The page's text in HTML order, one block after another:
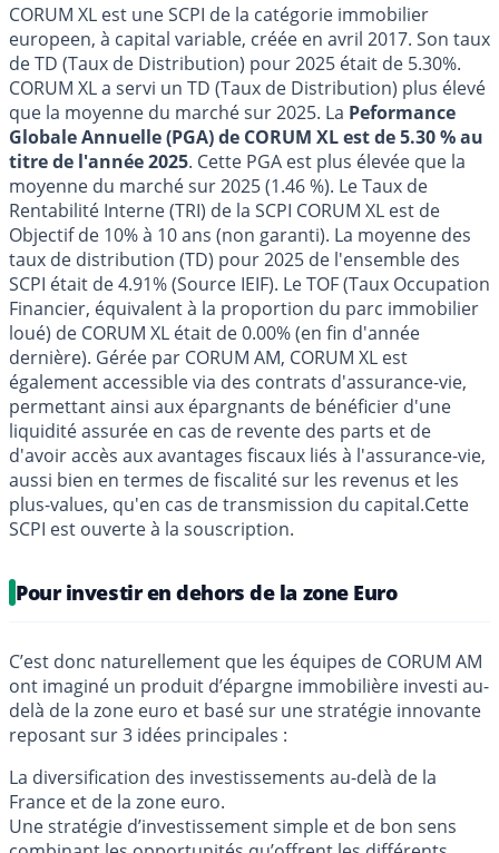
CORUM XL est une SCPI de la catégorie immobilier
europeen, à capital variable, créée en avril 2017. Son taux
de TD (Taux de Distribution) pour 2025 était de 5.30%.
CORUM XL a servi un TD (Taux de Distribution) plus élevé
que la moyenne du marché sur 2025. La Peformance
Globale Annuelle (PGA) de CORUM XL est de 5.30 % au
titre de l'année 2025. Cette PGA est plus élevée que la
moyenne du marché sur 2025 (1.46 %). Le Taux de
Rentabilité Interne (TRI) de la SCPI CORUM XL est de
Objectif de 10% à 10 ans (non garanti). La moyenne des
taux de distribution (TD) pour 2025 de l'ensemble des
SCPI était de 4.91% (Source IEIF). Le TOF (Taux Occupation
Financier, équivalent à la proportion du parc immobilier
loué) de CORUM XL était de 0.00% (en fin d'année
dernière). Gérée par CORUM AM, CORUM XL est
également accessible via des contrats d'assurance-vie,
permettant ainsi aux épargnants de bénéficier d'une
liquidité assurée en cas de revente des parts et de
d'avoir accès aux avantages fiscaux liés à l'assurance-vie,
aussi bien en termes de fiscalité sur les revenus et les
plus-values, qu'en cas de transmission du capital.Cette
SCPI est ouverte à la souscription.
Pour investir en dehors de la zone Euro
C’est donc naturellement que les équipes de CORUM AM
ont imaginé un produit d’épargne immobilière investi au-
delà de la zone euro et basé sur une stratégie innovante
reposant sur 3 idées principales :
La diversification des investissements au-delà de la
France et de la zone euro.
Une stratégie d’investissement simple et de bon sens